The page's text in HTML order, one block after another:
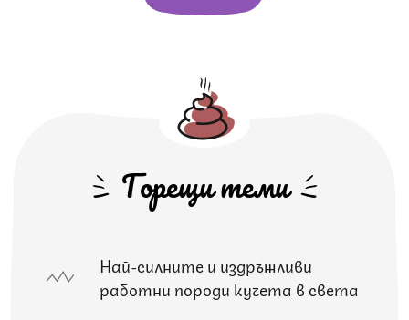
Горещи теми
Най-силните и издръжливи
работни породи кучета в света